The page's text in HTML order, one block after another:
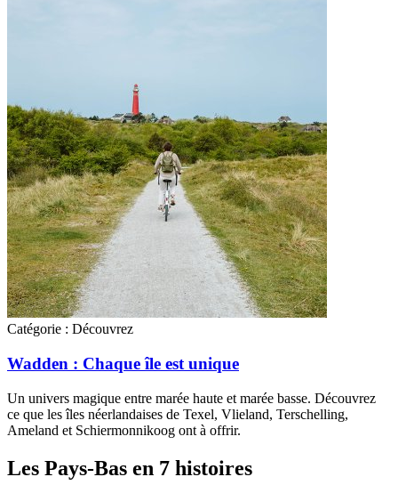
Catégorie : Découvrez
Wadden : Chaque île est unique
Un univers magique entre marée haute et marée basse. Découvrez
ce que les îles néerlandaises de Texel, Vlieland, Terschelling,
Ameland et Schiermonnikoog ont à offrir.
Les Pays-Bas en 7 histoires